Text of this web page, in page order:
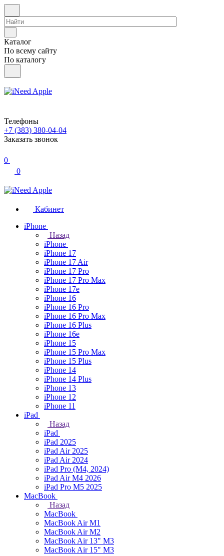
Каталог
По всему сайту
По каталогу
Телефоны
+7 (383) 380-04-04
Заказать звонок
0
0
Кабинет
iPhone
Назад
iPhone
iPhone 17
iPhone 17 Air
iPhone 17 Pro
iPhone 17 Pro Max
iPhone 17e
iPhone 16
iPhone 16 Pro
iPhone 16 Pro Max
iPhone 16 Plus
iPhone 16e
iPhone 15
iPhone 15 Pro Max
iPhone 15 Plus
iPhone 14
iPhone 14 Plus
iPhone 13
iPhone 12
iPhone 11
iPad
Назад
iPad
iPad 2025
iPad Air 2025
iPad Air 2024
iPad Pro (M4, 2024)
iPad Air M4 2026
iPad Pro M5 2025
MacBook
Назад
MacBook
MacBook Air M1
MacBook Air M2
MacBook Air 13" M3
MacBook Air 15" M3